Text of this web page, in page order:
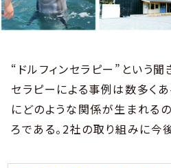
“ドルフィンセラピー”という聞
セラピーによる事例は数多く
にどのような関係が生まれる
ろである。2社の取り組みに今